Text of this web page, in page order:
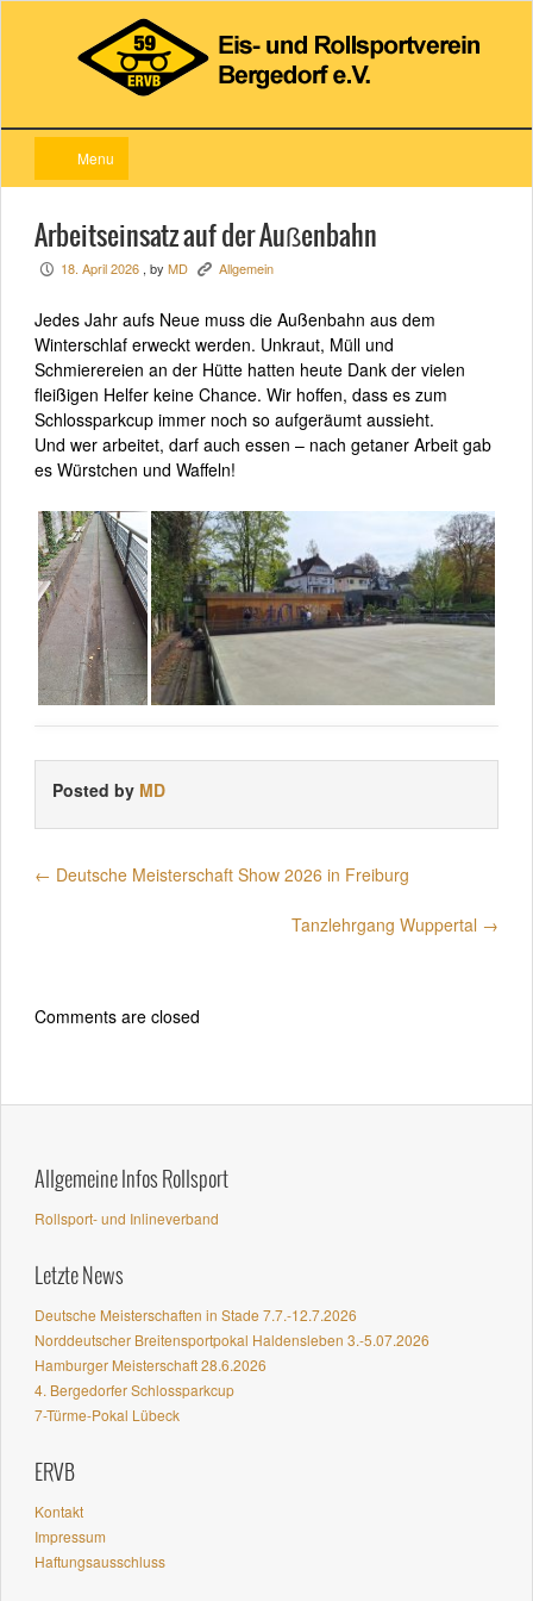
Menu
Arbeitseinsatz auf der Außenbahn
P 18. April 2026 , by MD K Allgemein
Jedes Jahr aufs Neue muss die Außenbahn aus dem
Winterschlaf erweckt werden. Unkraut, Müll und
Schmierereien an der Hütte hatten heute Dank der vielen
fleißigen Helfer keine Chance. Wir hoffen, dass es zum
Schlossparkcup immer noch so aufgeräumt aussieht.
Und wer arbeitet, darf auch essen – nach getaner Arbeit gab
es Würstchen und Waffeln!
Posted by MD
← Deutsche Meisterschaft Show 2026 in Freiburg
Tanzlehrgang Wuppertal →
Comments are closed
Allgemeine Infos Rollsport
Rollsport- und Inlineverband
Letzte News
Deutsche Meisterschaften in Stade 7.7.-12.7.2026
Norddeutscher Breitensportpokal Haldensleben 3.-5.07.2026
Hamburger Meisterschaft 28.6.2026
4. Bergedorfer Schlossparkcup
7-Türme-Pokal Lübeck
ERVB
Kontakt
Impressum
Haftungsausschluss